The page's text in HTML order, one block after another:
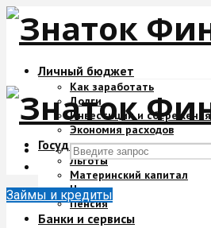
Личный бюджет
Как заработать
Долги
Инвестиции и сбережения
Экономия расходов
Государство и деньги
Льготы
Материнский капитал
Налоги
Пенсия
Банки и сервисы
Займы и кредиты